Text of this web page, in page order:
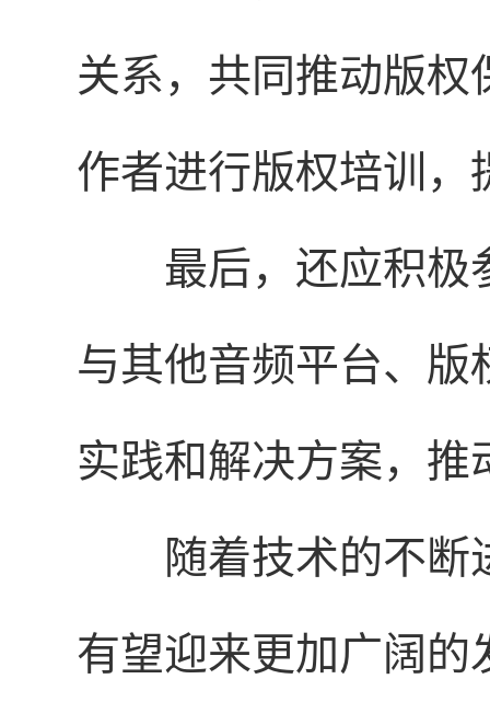
关系，共同推动版
作者进行版权培训，
最后，还应积极
与其他音频平台、
实践和解决方案，推
随着技术的不
有望迎来更加广阔